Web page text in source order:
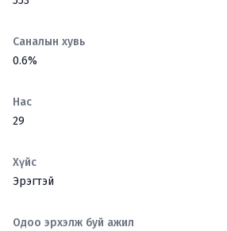
Саналын хувь
0.6%
Нас
29
Хүйс
Эрэгтэй
Одоо эрхэлж буй ажил